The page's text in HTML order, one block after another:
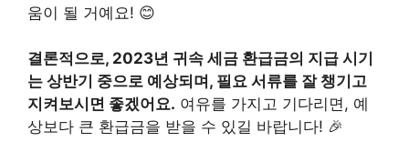
움이 될 거예요! 😊
결론적으로, 2023년 귀속 세금 환급금의 지급 시기
는 상반기 중으로 예상되며, 필요 서류를 잘 챙기고
지켜보시면 좋겠어요. 여유를 가지고 기다리면, 예
상보다 큰 환급금을 받을 수 있길 바랍니다! 🎉